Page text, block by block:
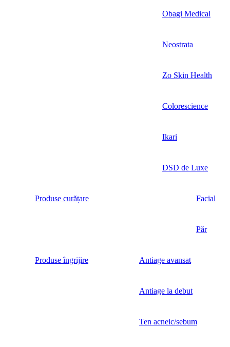
Obagi Medical
Neostrata
Zo Skin Health
Colorescience
Ikari
DSD de Luxe
Produse curățare Facial
Păr
Produse îngrijire Antiage avansat
Antiage la debut
Ten acneic/sebum